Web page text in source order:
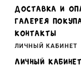
ДОСТАВКА И
ГАЛЕРЕЯ
КОНТАКТЫ
ЛИЧНЫЙ КАБИНЕТ
ЛИЧНЫЙ КАБИНЕТ